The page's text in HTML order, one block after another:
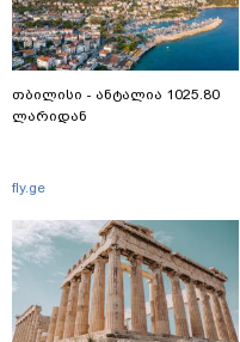
თბილისი - ანტალია 1025.80
ლარიდან